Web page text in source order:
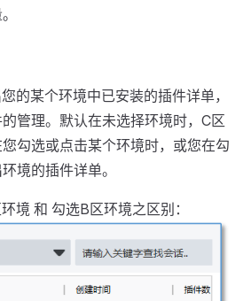
的某个环境中已安装的插件详单，
管理。默认在未选择环境时，C区
勾选或点击某个环境时，或您在勾
境的插件详单。
境 和 勾选B区环境之区别：